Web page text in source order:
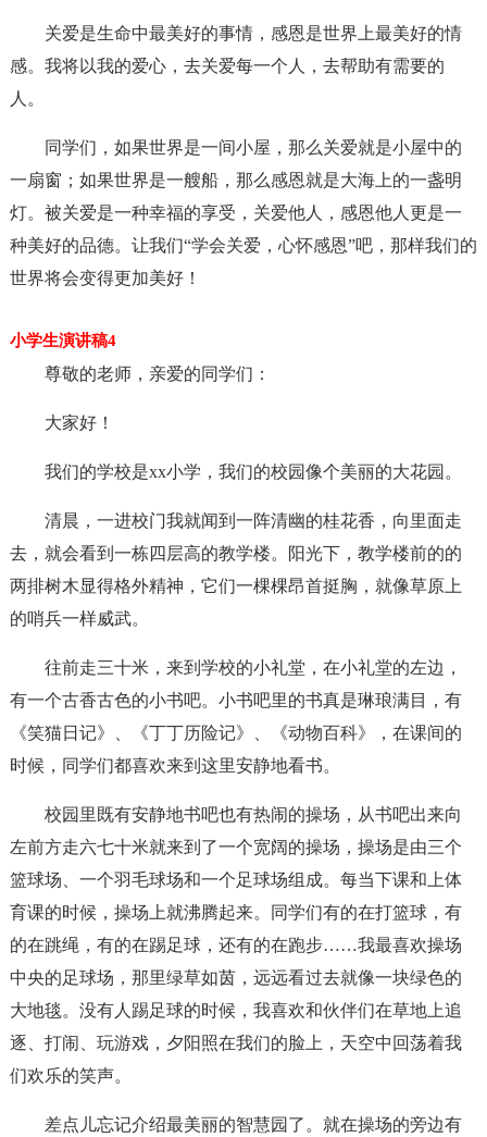
关爱是生命中最美好的事情，感恩是世界上最美好的情
感。我将以我的爱心，去关爱每一个人，去帮助有需要的
人。
同学们，如果世界是一间小屋，那么关爱就是小屋中的
一扇窗；如果世界是一艘船，那么感恩就是大海上的一盏明
灯。被关爱是一种幸福的享受，关爱他人，感恩他人更是一
种美好的品德。让我们“学会关爱，心怀感恩”吧，那样我们的
世界将会变得更加美好！
小学生演讲稿4
尊敬的老师，亲爱的同学们：
大家好！
我们的学校是xx小学，我们的校园像个美丽的大花园。
清晨，一进校门我就闻到一阵清幽的桂花香，向里面走
去，就会看到一栋四层高的教学楼。阳光下，教学楼前的的
两排树木显得格外精神，它们一棵棵昂首挺胸，就像草原上
的哨兵一样威武。
往前走三十米，来到学校的小礼堂，在小礼堂的左边，
有一个古香古色的小书吧。小书吧里的书真是琳琅满目，有
《笑猫日记》、《丁丁历险记》、《动物百科》，在课间的
时候，同学们都喜欢来到这里安静地看书。
校园里既有安静地书吧也有热闹的操场，从书吧出来向
左前方走六七十米就来到了一个宽阔的操场，操场是由三个
篮球场、一个羽毛球场和一个足球场组成。每当下课和上体
育课的时候，操场上就沸腾起来。同学们有的在打篮球，有
的在跳绳，有的在踢足球，还有的在跑步……我最喜欢操场
中央的足球场，那里绿草如茵，远远看过去就像一块绿色的
大地毯。没有人踢足球的时候，我喜欢和伙伴们在草地上追
逐、打闹、玩游戏，夕阳照在我们的脸上，天空中回荡着我
们欢乐的笑声。
差点儿忘记介绍最美丽的智慧园了。就在操场的旁边有